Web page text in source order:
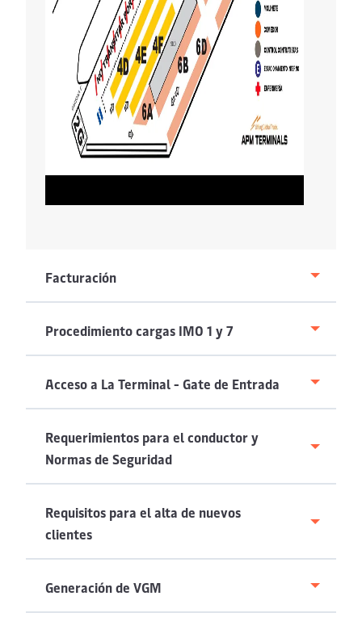
Facturación
Procedimiento cargas IMO 1 y 7
Acceso a La Terminal - Gate de Entrada
Requerimientos para el conductor y
Normas de Seguridad
Requisitos para el alta de nuevos
clientes
Generación de VGM